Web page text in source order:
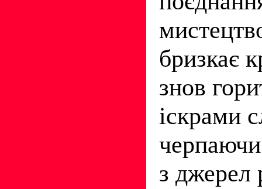
бризкає
знов
іскрами
з джерел